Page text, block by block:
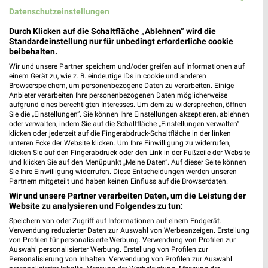
Datenschutzeinstellungen
Durch Klicken auf die Schaltfläche „Ablehnen“ wird die
Standardeinstellung nur für unbedingt erforderliche cookie
beibehalten.
Wir und unsere Partner speichern und/oder greifen auf Informationen auf
einem Gerät zu, wie z. B. eindeutige IDs in cookie und anderen
Browserspeichern, um personenbezogene Daten zu verarbeiten. Einige
Anbieter verarbeiten Ihre personenbezogenen Daten möglicherweise
aufgrund eines berechtigten Interesses. Um dem zu widersprechen, öffnen
Sie die „Einstellungen“. Sie können Ihre Einstellungen akzeptieren, ablehnen
oder verwalten, indem Sie auf die Schaltfläche „Einstellungen verwalten“
klicken oder jederzeit auf die Fingerabdruck-Schaltfläche in der linken
unteren Ecke der Website klicken. Um Ihre Einwilligung zu widerrufen,
klicken Sie auf den Fingerabdruck oder den Link in der Fußzeile der Website
und klicken Sie auf den Menüpunkt „Meine Daten“. Auf dieser Seite können
Sie Ihre Einwilligung widerrufen. Diese Entscheidungen werden unseren
Partnern mitgeteilt und haben keinen Einfluss auf die Browserdaten.
Wir und unsere Partner verarbeiten Daten, um die Leistung der
Website zu analysieren und Folgendes zu tun:
Speichern von oder Zugriff auf Informationen auf einem Endgerät.
Verwendung reduzierter Daten zur Auswahl von Werbeanzeigen. Erstellung
von Profilen für personalisierte Werbung. Verwendung von Profilen zur
Auswahl personalisierter Werbung. Erstellung von Profilen zur
Personalisierung von Inhalten. Verwendung von Profilen zur Auswahl